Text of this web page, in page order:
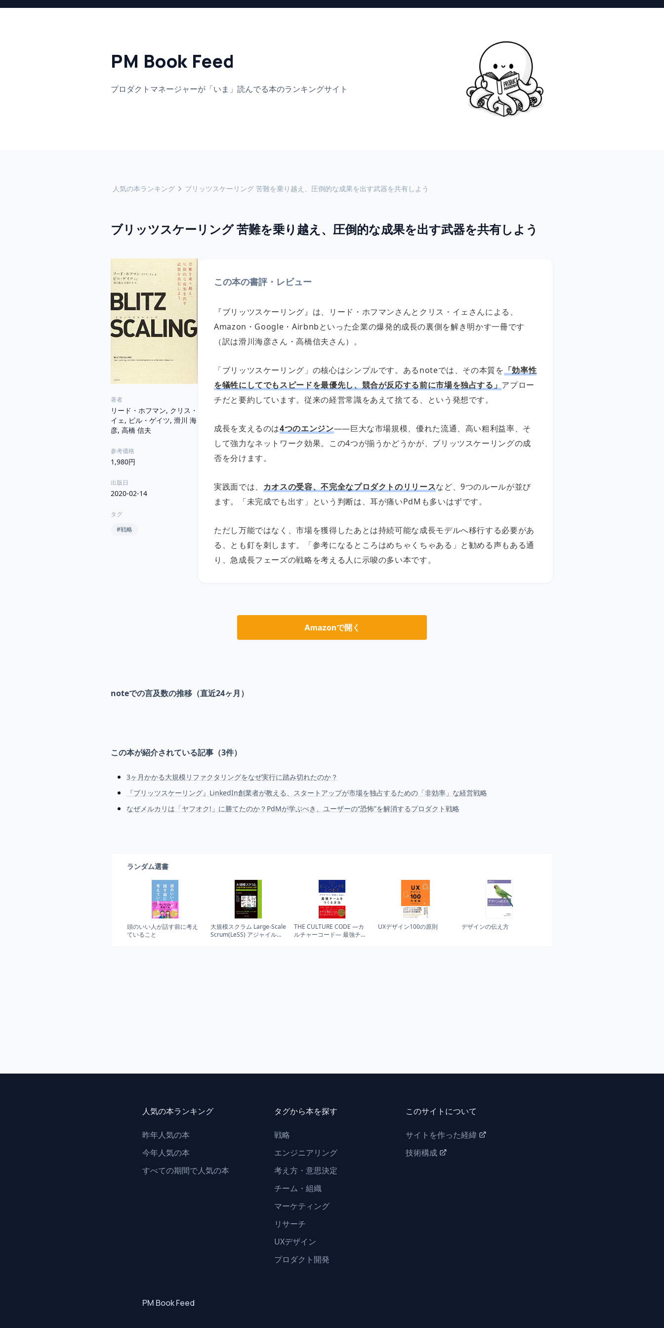
PM Book Feed
プロダクトマネージャーが「いま」 読んでる本のランキングサイト
人気の本ランキング ブリッツスケーリング 苦難を乗り越え、圧倒的な成果を出す武器を共有しよう
ブリッツスケーリング 苦難を乗り越え、圧倒的な成果を出す武器を共有しよう
著者
リード・ホフマン, クリス・
イェ, ビル・ゲイツ, 滑川 海
彦, 高橋 信夫
参考価格
1,980円
出版日
2020-02-14
タグ
#戦略
この本の書評・レビュー
『ブリッツスケーリング』は、リード・ホフマンさんとクリス・イェさんによる、
Amazon・Google・Airbnbといった企業の爆発的成長の裏側を解き明かす一冊です
（訳は滑川海彦さん・高橋信夫さん）。
「ブリッツスケーリング」の核心はシンプルです。あるnoteでは、その本質を 「効率性
を犠牲にしてでもスピードを最優先し、競合が反応する前に市場を独占する」 アプロー
チだと要約しています。従来の経営常識をあえて捨てる、という発想です。
成長を支えるのは4つのエンジン——巨大な市場規模、優れた流通、高い粗利益率、そ
して強力なネットワーク効果。この4つが揃うかどうかが、ブリッツスケーリングの成
否を分けます。
実践面では、 カオスの受容、不完全なプロダクトのリリースなど、9つのルールが並び
ます。「未完成でも出す」という判断は、耳が痛いPdMも多いはずです。
ただし万能ではなく、市場を獲得したあとは持続可能な成長モデルへ移行する必要があ
る、とも釘を刺します。「参考になるところはめちゃくちゃある」と勧める声もある通
り、急成長フェーズの戦略を考える人に示唆の多い本です。
Amazonで開く
noteでの言及数の推移（直近24ヶ月）
この本が紹介されている記事（3件）
3ヶ月かかる大規模リファクタリングをなぜ実行に踏み切れたのか？
『ブリッツスケーリング』LinkedIn創業者が教える、スタートアップが市場を独占するための「非効率」な経営戦略
なぜメルカリは「ヤフオク!」に勝てたのか？PdMが学ぶべき、ユーザーの“恐怖”を解消するプロダクト戦略
ランダム選書
頭のいい人が話す前に考え
ていること
大規模スクラム Large-Scale
Scrum(LeSS) アジャイルと
THE CULTURE CODE ―カ
ルチャーコード― 最強チー
UXデザイン100の原則 デザインの伝え方
人気の本ランキング
昨年人気の本
今年人気の本
すべての期間で人気の本
タグから本を探す
戦略
エンジニアリング
考え方・意思決定
チーム・組織
マーケティング
リサーチ
UXデザイン
プロダクト開発
このサイトについて
サイトを作った経緯
技術構成
PM Book Feed